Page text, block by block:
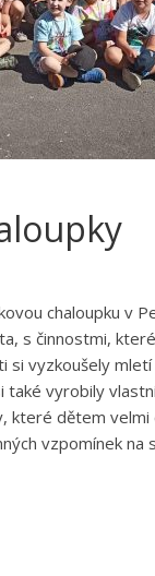
chaloupku v
s činnostmi,
si vyzkoušely
vyrobily
dětem velmi
vzpomínek